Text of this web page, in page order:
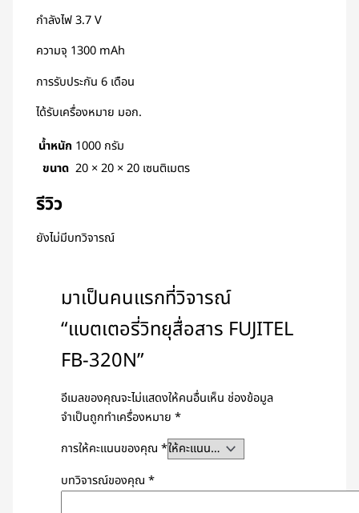
กำลังไฟ 3.7 V
ความจุ 1300 mAh
การรับประกัน 6 เดือน
ได้รับเครื่องหมาย มอก.
น้ำหนัก 1000 กรัม
ขนาด 20 × 20 × 20 เซนติเมตร
รีวิว
ยังไม่มีบทวิจารณ์
มาเป็นคนแรกที่วิจารณ์
“แบตเตอรี่วิทยุสื่อสาร FUJITEL
FB-320N”
อีเมลของคุณจะไม่แสดงให้คนอื่นเห็น ช่องข้อมูล
จำเป็นถูกทำเครื่องหมาย*
การให้คะแนนของคุณ*
บทวิจารณ์ของคุณ*